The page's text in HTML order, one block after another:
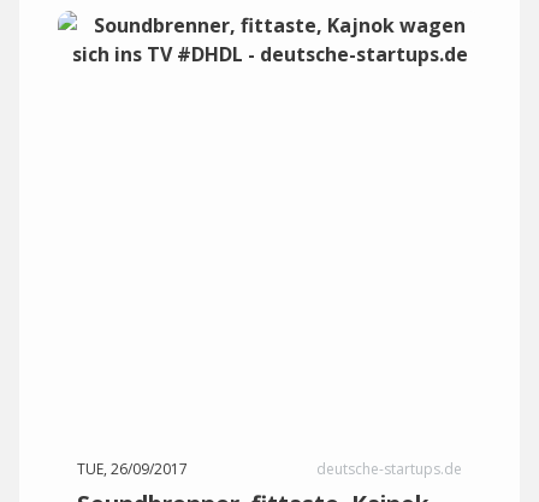
TUE, 26/09/2017 deutsche-startups.de